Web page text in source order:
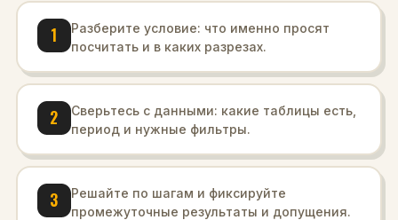
1
Разберите условие: что именно просят
посчитать и в каких разрезах.
2
Сверьтесь с данными: какие таблицы есть,
период и нужные фильтры.
3
Решайте по шагам и фиксируйте
промежуточные результаты и допущения.